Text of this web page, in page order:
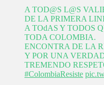
A TOD@S L@S
DE LA PRIMERA
A TOdAS Y TODOS
TODA COLOMBIA.
ENCONTRA DE LA
Y POR UNA
TREMENDO
#ColombiaResiste